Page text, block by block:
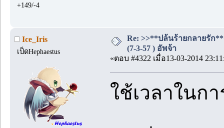
+149/-4
Ice_Iris
เป็ดHephaestus
Re: >>**ปล้นร้ายกลายรัก
(7-3-57 ) อัพจ้า
«ตอบ #4322 เมื่อ13-03-2014
ใช้เวลาในก